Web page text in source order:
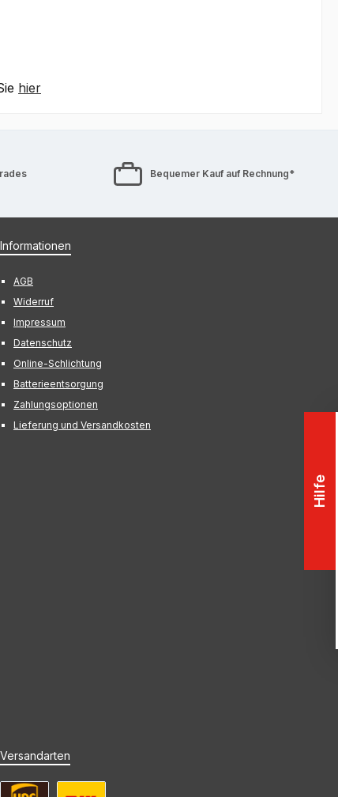
hier
Bequemer Kauf auf Rechnung*
Informationen
AGB
Widerruf
Impressum
Datenschutz
Online-Schlichtung
Batterieentsorgung
Zahlungsoptionen
Lieferung und Versandkosten
Versandarten
Hilfe